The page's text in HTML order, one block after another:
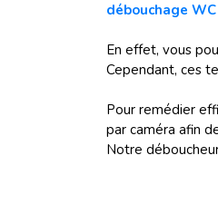
débouchage WC
En effet, vous
Cependant, ces
Pour remédier
par caméra afin
Notre